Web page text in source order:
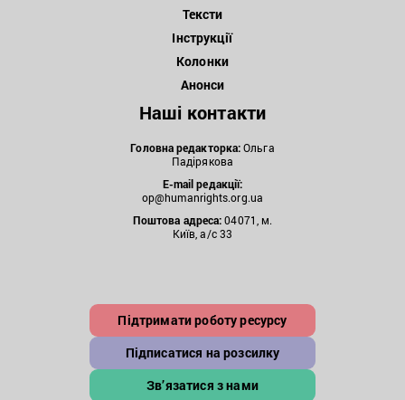
Тексти
Інструкції
Колонки
Анонси
Наші контакти
Головна редакторка:Ольга
Падірякова
E-mail редакції:
op@humanrights.org.ua
Поштова адреса:04071, м.
Київ, а/с 33
Підтримати роботу ресурсу
Підписатися на розсилку
Зв’язатися з нами